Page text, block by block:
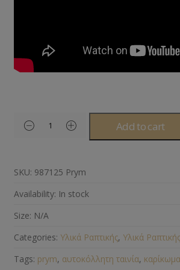
Add to cart
SKU: 987125 Prym
Availability: In stock
Size: N/A
Categories: Υλικά Ραπτικής, Υλικά Ραπτικής
Tags: prym, αυτοκόλλητη ταινία, καρίκωμα